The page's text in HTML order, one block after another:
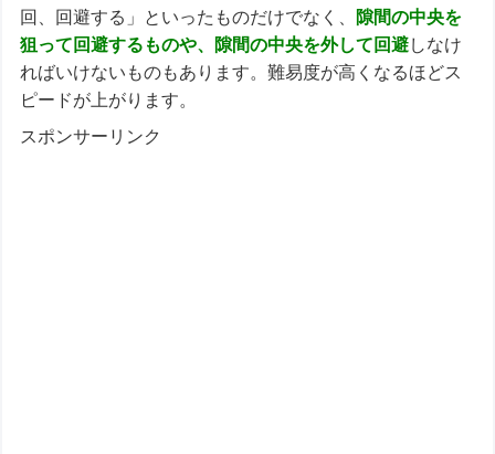
回、回避する」といったものだけでなく、
隙間の中央を
狙って回避するものや、隙間の中央を外して回避しなけ
ればいけないものもあります。難易度が高くなるほどス
ピードが上がります。
スポンサーリンク